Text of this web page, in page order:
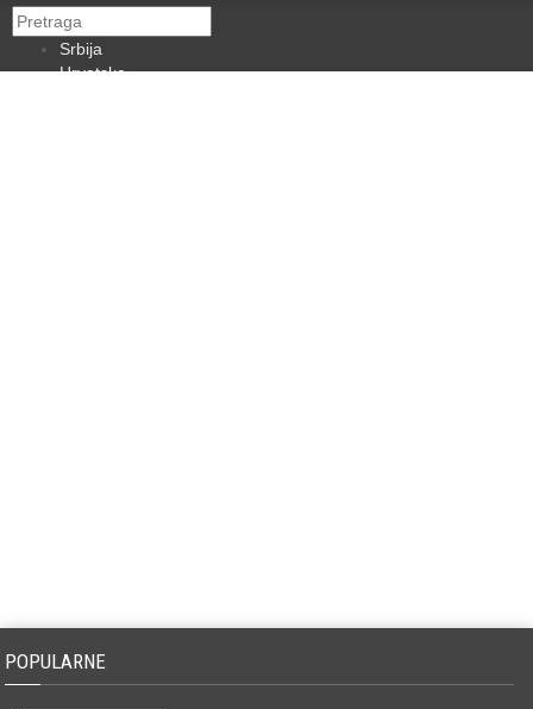
Srbija
Hrvatska
POPULARNE